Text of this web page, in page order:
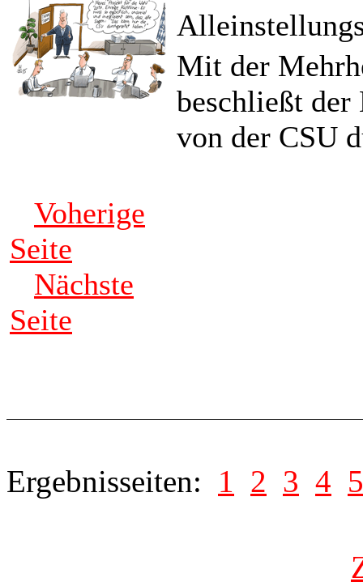
Mit der
beschließt der
von der CSU
Voherige
Seite
Nächste
Seite
Ergebnisseiten: 1 2 3 4 5